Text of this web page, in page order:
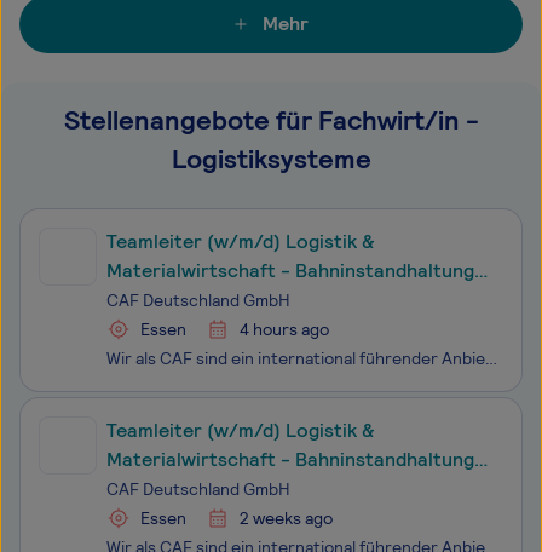
Mehr
Stellenangebote für Fachwirt/in -
Logistiksysteme
Teamleiter (w/m/d) Logistik &
Materialwirtschaft - Bahninstandhaltung
(VRR)
CAF Deutschland GmbH
Essen
4 hours ago
Wir als CAF sind ein international führender Anbieter nachhaltiger Mobilitätslösungen im Schienenverkehr. Aktuell befinden wir uns in der Mobilisierungsphase unseres langfristig angelegten Instandhaltungsprojekts für den Verkehrsverbund Rhein-Ruhr (VRR), in dessen Zuge wir aktuell u. a. auch zwei ho
Teamleiter (w/m/d) Logistik &
Materialwirtschaft - Bahninstandhaltung
(VRR)
CAF Deutschland GmbH
Essen
2 weeks ago
Wir als CAF sind ein international führender Anbieter nachhaltiger Mobilitätslösungen im Schienenverkehr. Aktuell befinden wir uns in der Mobilisierungsphase unseres langfristig angelegten Instandhaltungsprojekts für den Verkehrsverbund Rhein-Ruhr (VRR), in dessen Zuge wir aktuell u. a. auch zwei ho